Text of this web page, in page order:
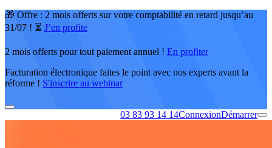
🎁 Offre : 2 mois offerts sur votre comptabilité en retard jusqu’au
31/07 ! ⏳ J’en profite
2 mois offerts pour tout paiement annuel ! En profiter
Facturation électronique faites le point avec nos experts avant la
réforme ! S'inscrire au webinar
03 83 93 14 14ConnexionDémarrer